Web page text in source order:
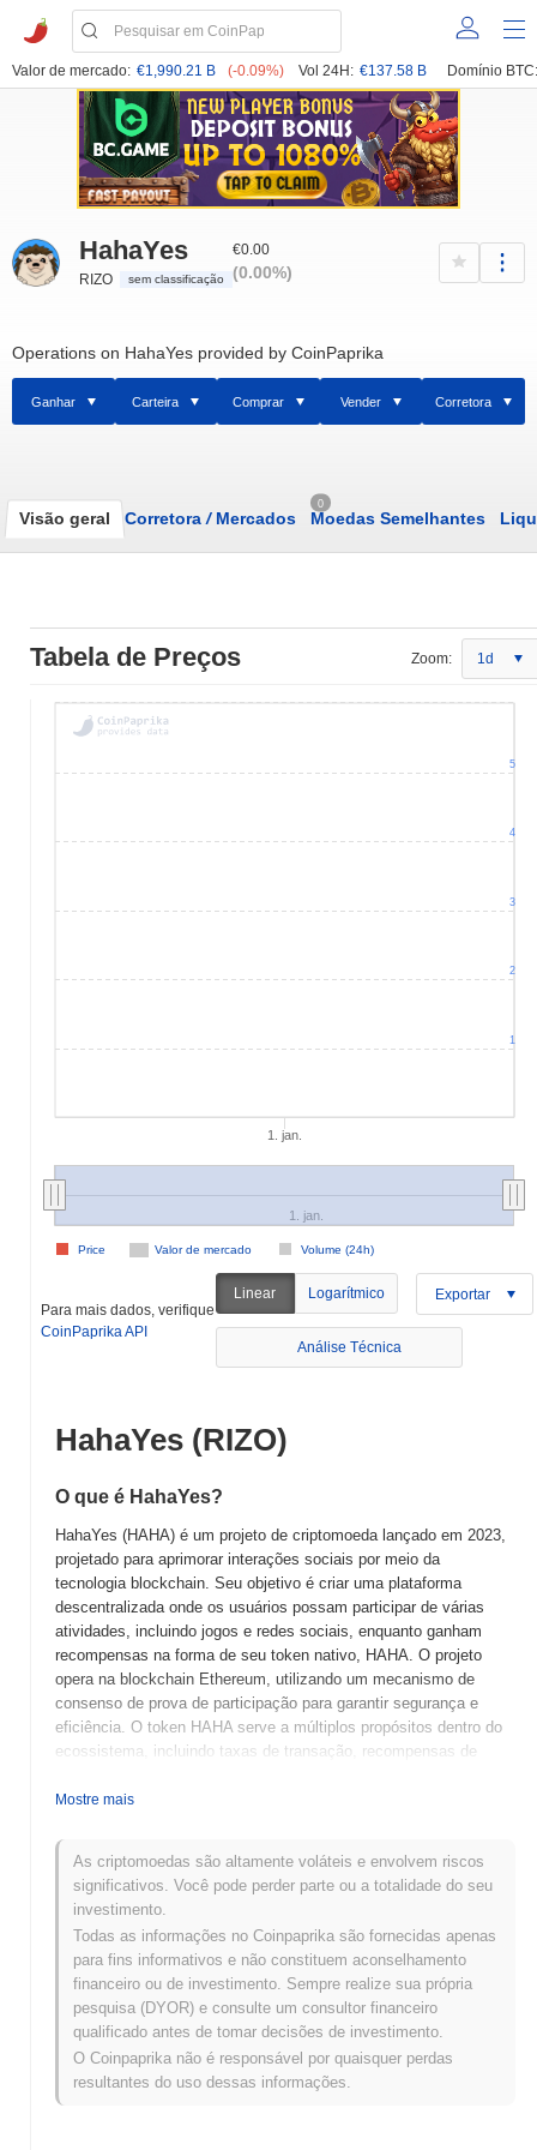
Valor de mercado: €1,990.21 B (-0.09%) Vol 24H: €137.58 B Domínio BTC:
HahaYes
RIZO sem classificação
€0.00
(0.00%)
Operations on HahaYes provided by CoinPaprika
Ganhar Carteira Comprar Vender Corretora
Visão geral Corretora /Mercados
0
Moedas Semelhantes
Tabela de Preços Zoom: 1d
1. jan.
Valor de mercado Volume (24h)
Price
1. jan.
1
2
3
4
5
Para mais dados, verifique
CoinPaprika API
Linear Logarítmico Exportar
Análise Técnica
HahaYes (RIZO)
O que é HahaYes?
HahaYes (HAHA) é um projeto de criptomoeda lançado em 2023,
projetado para aprimorar interações sociais por meio da
tecnologia blockchain. Seu objetivo é criar uma plataforma
descentralizada onde os usuários possam participar de várias
atividades, incluindo jogos e redes sociais, enquanto ganham
recompensas na forma de seu token nativo, HAHA. O projeto
opera na blockchain Ethereum, utilizando um mecanismo de
consenso de prova de participação para garantir segurança e
eficiência. O token HAHA serve a múltiplos propósitos dentro do
ecossistema, incluindo taxas de transação, recompensas de
dos processos de tomada de decisão sobre o desenvolvimento
engajamento social e tecnologia blockchain, posicionando-se
como uma plataforma versátil que atende tanto gamers quanto
entusiastas de redes sociais. Seu foco em recursos
impulsionados pela comunidade e recompensas para usuários a
torna significativa no cenário em evolução de aplicativos
descentralizados.
Quando e como o HahaYes começou?
HahaYes teve origem em abril de 2021, quando a equipe
fundadora lançou seu whitepaper, delineando a visão e a estrutura
técnica do projeto. O projeto lançou sua testnet em julho de 2021,
Mostre mais
As criptomoedas são altamente voláteis e envolvem riscos
significativos. Você pode perder parte ou a totalidade do seu
investimento.
Todas as informações no Coinpaprika são fornecidas apenas
para fins informativos e não constituem aconselhamento
financeiro ou de investimento. Sempre realize sua própria
pesquisa (DYOR) e consulte um consultor financeiro
qualificado antes de tomar decisões de investimento.
O Coinpaprika não é responsável por quaisquer perdas
resultantes do uso dessas informações.